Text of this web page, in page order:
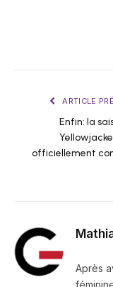
ARTICLE
Enfin: la
officiellement
Après